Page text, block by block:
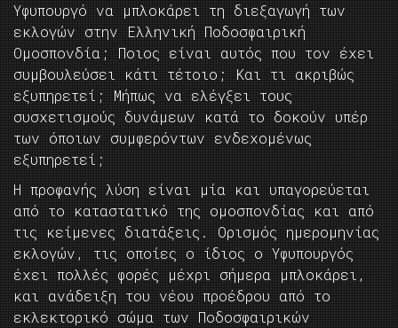
Υφυπουργό να μπλοκάρει τη διεξαγωγή των
εκλογών στην Ελληνική Ποδοσφαιρική
Ομοσπονδία; Ποιος είναι αυτός που τον έχει
συμβουλεύσει κάτι τέτοιο; Και τι ακριβώς
εξυπηρετεί; Μήπως να ελέγξει τους
συσχετισμούς δυνάμεων κατά το δοκούν υπέρ
των όποιων συμφερόντων ενδεχομένως
εξυπηρετεί;
Η προφανής λύση είναι μία και υπαγορεύεται
από το καταστατικό της ομοσπονδίας και από
τις κείμενες διατάξεις. Ορισμός ημερομηνίας
εκλογών, τις οποίες ο ίδιος ο Υφυπουργός
έχει πολλές φορές μέχρι σήμερα μπλοκάρει,
και ανάδειξη του νέου προέδρου από το
εκλεκτορικό σώμα των Ποδοσφαιρικών